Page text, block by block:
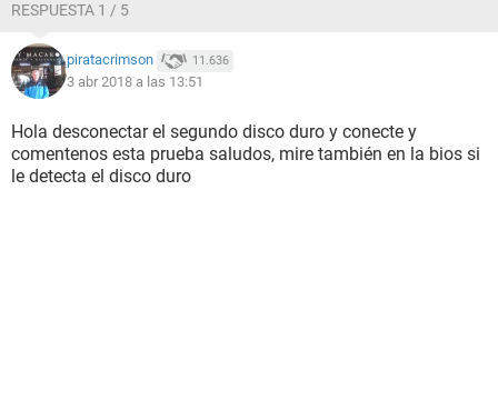
RESPUESTA 1 / 5
piratacrimson 11.636
3 abr 2018 a las 13:51
Hola desconectar el segundo disco duro y conecte y
comentenos esta prueba saludos, mire también en la bios si
le detecta el disco duro